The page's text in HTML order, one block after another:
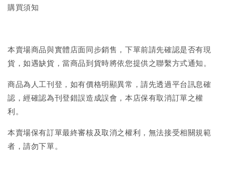
購買須知
本賣場商品與實體店面同步銷售，下單前請先確認是否有現
貨，如遇缺貨，當商品到貨時將依您提供之聯繫方式通知。
商品為人工刊登，如有價格明顯異常，請先透過平台訊息確
認，經確認為刊登錯誤造成誤會，本店保有取消訂單之權
利。
本賣場保有訂單最終審核及取消之權利，無法接受相關規範
者，請勿下單。